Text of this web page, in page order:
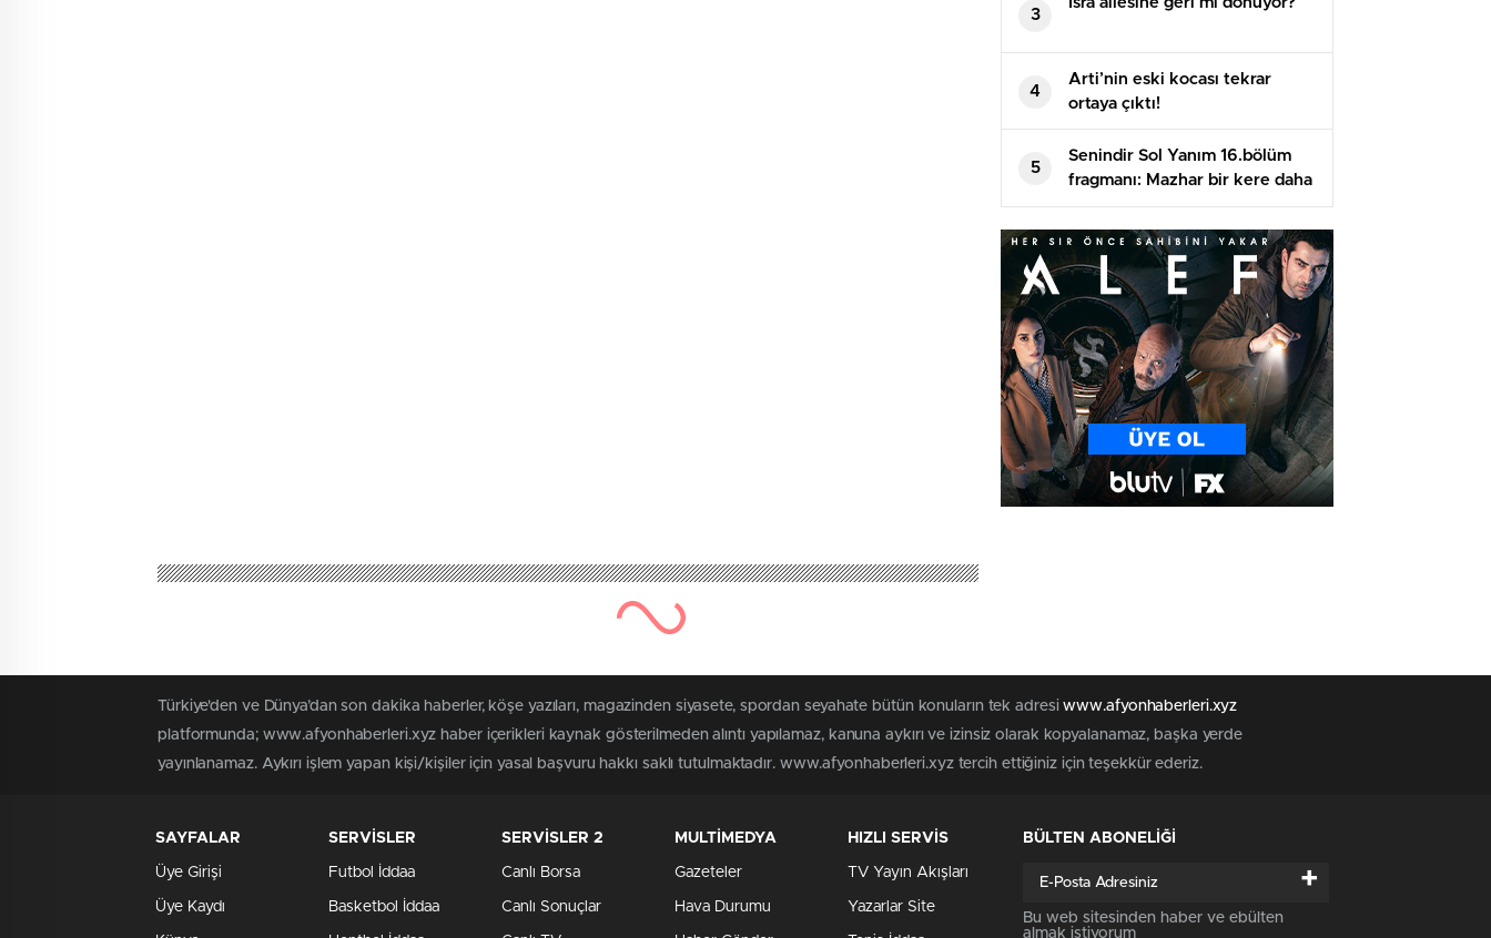
3
4
Arti’nin eski kocası tekrar
ortaya çıktı!
5
Senindir Sol Yanım 16.bölüm
fragmanı: Mazhar bir kere daha
ortalığı karıştırdı!
Türkiye'den ve Dünya’dan son dakika haberler, köşe yazıları, magazinden siyasete, spordan seyahate bütün konuların tek adresiwww.afyonhaberleri.xyz
platformunda; www.afyonhaberleri.xyz haber içerikleri kaynak gösterilmeden alıntı yapılamaz, kanuna aykırı ve izinsiz olarak kopyalanamaz, başka yerde
yayınlanamaz. Aykırı işlem yapan kişi/kişiler için yasal başvuru hakkı saklı tutulmaktadır. www.afyonhaberleri.xyz tercih ettiğiniz için teşekkür ederiz.
SAYFALAR
Üye Girişi
Üye Kaydı
SERVİSLER
Futbol İddaa
Basketbol İddaa
SERVİSLER 2
Canlı Borsa
Canlı Sonuçlar
MULTİMEDYA
Gazeteler
Hava Durumu
HIZLI SERVİS
TV Yayın Akışları
Yazarlar Site
BÜLTEN ABONELİĞİ
+
Bu web sitesinden haber ve ebülten
almak istiyorum